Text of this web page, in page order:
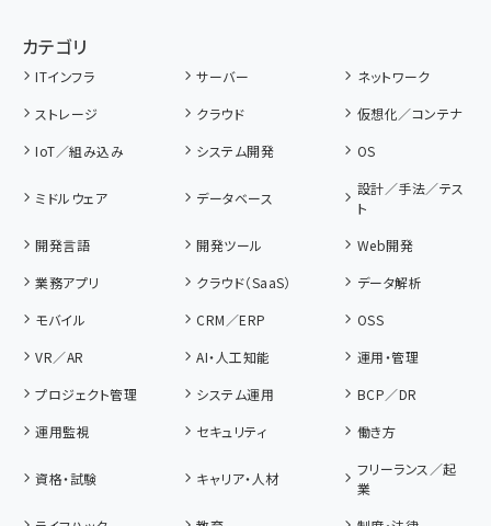
カテゴリ
ITインフラ サーバー
ネットワーク
ストレージ
クラウド
仮想化／コンテナ
IoT／組み込み
システム開発 OS
ミドルウェア データベース
設計／手法／テス
ト
開発言語
開発ツール
Web開発
業務アプリ
クラウド（SaaS）
データ解析
モバイル
CRM／ERP
OSS
VR／AR
AI・人工知能
運用・管理
プロジェクト管理
システム運用
BCP／DR
運用監視
セキュリティ 働き方
資格・試験 キャリア・人材
フリーランス／起
業